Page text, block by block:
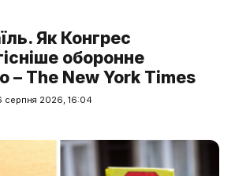
Як Конгрес
оборонне
– The New York Times
серпня 2026, 16:04